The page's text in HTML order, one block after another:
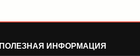
ПОЛЕЗНАЯ ИНФОРМАЦИЯ